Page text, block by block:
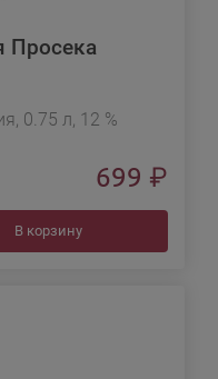
Просека
0.75 л, 12 %
699 ₽
В корзину